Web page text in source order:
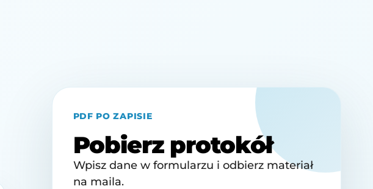
PDF PO ZAPISIE
Pobierz protokół
Wpisz dane w formularzu i odbierz materiał
na maila.